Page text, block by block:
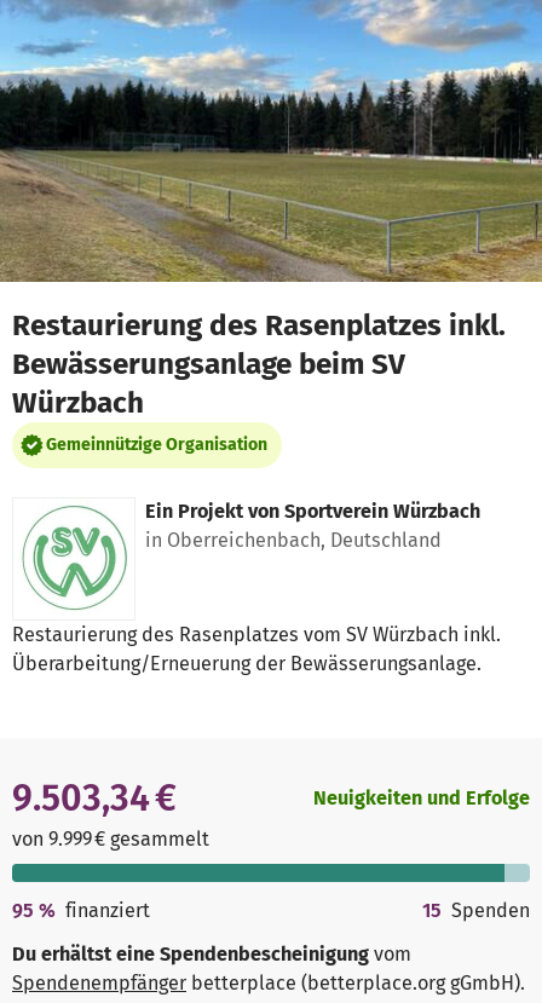
Zum Hauptinhalt springen
Erklärung zur Barrierefreiheit anzeigen
Restaurierung des Rasenplatzes inkl.
Bewässerungsanlage beim SV
Würzbach
Gemeinnützige Organisation
Ein Projekt von Sportverein Würzbach
in Oberreichenbach, Deutschland
Restaurierung des Rasenplatzes vom SV Würzbach inkl.
Überarbeitung/Erneuerung der Bewässerungsanlage.
9.503,34 €
von 9.999 € gesammelt
Neuigkeiten und Erfolge
95 % finanziert 15 Spenden
Du erhältst eine Spendenbescheinigung vom
Spendenempfänger betterplace (betterplace.org gGmbH).